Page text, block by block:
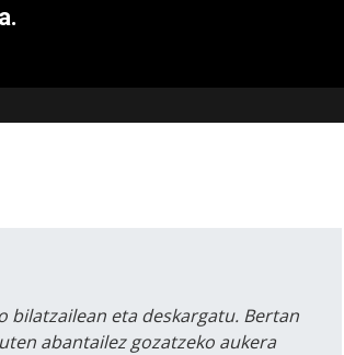
bilatzailean eta deskargatu. Bertan
abantailez gozatzeko aukera